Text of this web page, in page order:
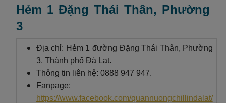
Hẻm 1 Đặng Thái Thân, Phường
3
Địa chỉ: Hẻm 1 đường Đặng Thái Thân, Phường
3, Thành phố Đà Lạt.
Thông tin liên hệ: 0888 947 947.
Fanpage:
https://www.facebook.com/quannuongchillindalat/